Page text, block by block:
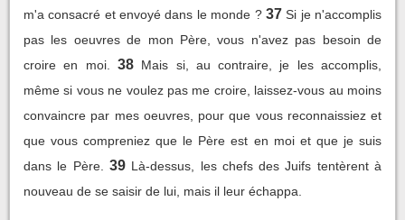
m'a consacré et envoyé dans le monde ? 37 Si je n'accomplis
pas les oeuvres de mon Père, vous n'avez pas besoin de
croire en moi.
38 Mais si, au contraire, je les accomplis,
même si vous ne voulez pas me croire, laissez-vous au moins
convaincre par mes oeuvres, pour que vous reconnaissiez et
que vous compreniez que le Père est en moi et que je suis
dans le Père.
39 Là-dessus, les chefs des Juifs tentèrent à
nouveau de se saisir de lui, mais il leur échappa.